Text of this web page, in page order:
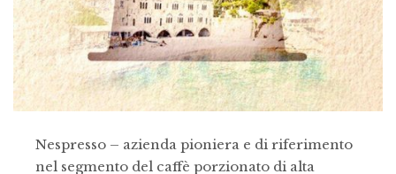
Nespresso – azienda pioniera e di riferimento
nel segmento del caffè porzionato di alta